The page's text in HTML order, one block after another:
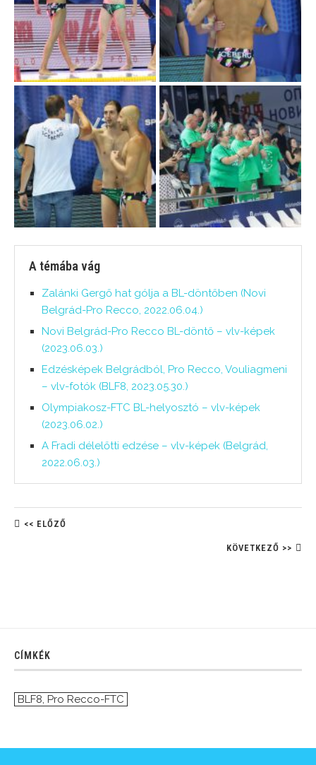
A témába vág
Zalánki Gergő hat gólja a BL-döntőben (Novi
Belgrád-Pro Recco, 2022.06.04.)
Novi Belgrád-Pro Recco BL-döntő – vlv-képek
(2023.06.03.)
Edzésképek Belgrádból, Pro Recco, Vouliagmeni
– vlv-fotók (BLF8, 2023.05.30.)
Olympiakosz-FTC BL-helyosztó – vlv-képek
(2023.06.02.)
A Fradi délelőtti edzése – vlv-képek (Belgrád,
2022.06.03.)
<< ELŐZŐ
KÖVETKEZŐ >>
CÍMKÉK
BLF8, Pro Recco-FTC